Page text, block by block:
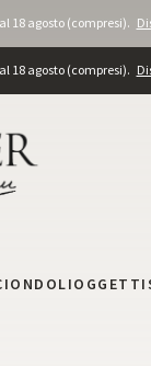
18 agosto (compresi).
18 agosto (compresi).